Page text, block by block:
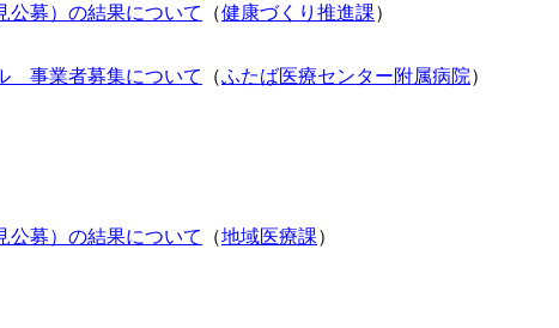
公募）の結果について （健康づくり推進課）
事業者募集について （ふたば医療センター附属病院）
公募）の結果について （地域医療課）